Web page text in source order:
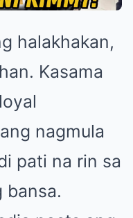
halakhakan,
Kasama
nagmula
pati na rin sa
bansa.